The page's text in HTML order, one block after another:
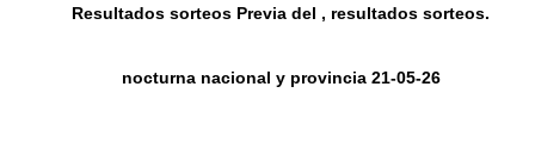
Resultados sorteos Previa del , resultados sorteos.
nocturna nacional y provincia 21-05-26